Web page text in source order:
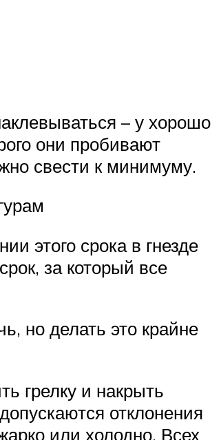
– у хорошо
они пробивают
свести к минимуму.
этого срока в гнезде
за который все
но делать это крайне
грелку и накрыть
отклонения
или холодно. Всех